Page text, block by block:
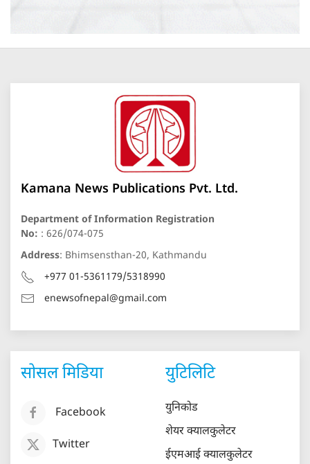
Kamana News Publications Pvt. Ltd.
Department of Information Registration
No: : 626/074-075
Address: Bhimsensthan-20, Kathmandu
+977 01-5361179/5318990
enewsofnepal@gmail.com
सोसल मिडिया
Facebook
Twitter
युटिलिटि
युनिकोड
शेयर क्यालकुलेटर
ईएमआई क्यालकुलेटर